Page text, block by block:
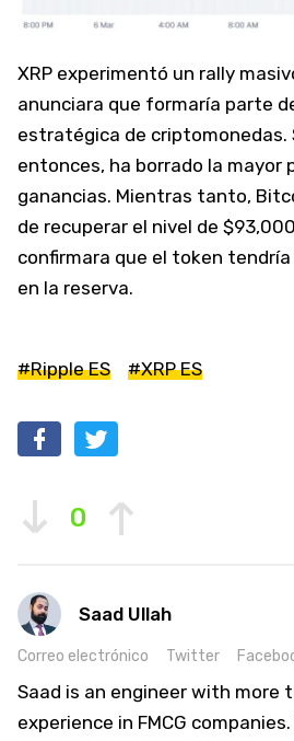
XRP experimentó un rally
anunciara que formaría parte
estratégica de criptomonedas.
entonces, ha borrado la mayor
ganancias. Mientras tanto,
de recuperar el nivel de
confirmara que el token
en la reserva.
#Ripple ES #XRP ES
0
Saad Ullah
Correo electrónico Twitter
Saad is an engineer with more
experience in FMCG